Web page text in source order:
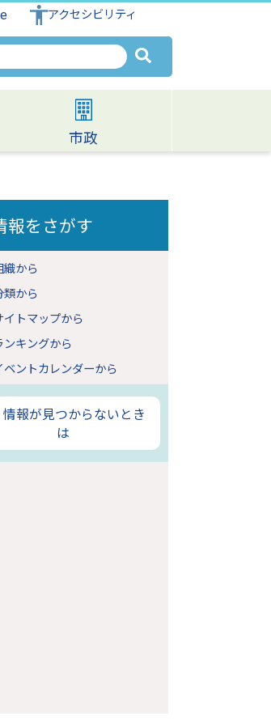
アクセシビリティ
市政
報をさがす
織から
類から
イトマップから
ンキングから
ベントカレンダーから
情報が見つからないとき
は